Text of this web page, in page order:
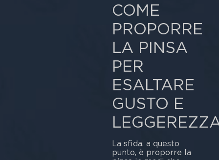
COME
PROPORRE
LA PINSA
PER
ESALTARE
GUSTO E
La sfida, a questo
punto, è proporre la